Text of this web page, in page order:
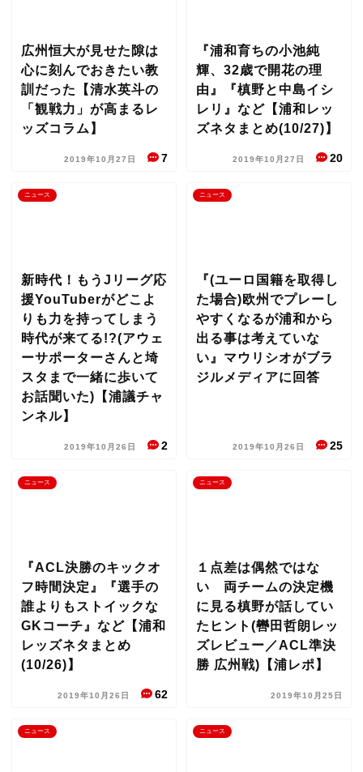
広州恒大が見せた隙は
心に刻んでおきたい教
訓だった【清水英斗の
「観戦力」が高まるレ
ッズコラム】
2019年10月27日 7
『浦和育ちの小池純
輝、32歳で開花の理
由』『槙野と中島イシ
レリ』など【浦和レッ
ズネタまとめ(10/27)】
2019年10月27日 20
ニュース
新時代！もうJリーグ応
援YouTuberがどこよ
りも力を持ってしまう
時代が来てる!?(アウェ
ーサポーターさんと埼
スタまで一緒に歩いて
お話聞いた)【浦議チャ
ンネル】
2019年10月26日 2
ニュース
『(ユーロ国籍を取得し
た場合)欧州でプレーし
やすくなるが浦和から
出る事は考えていな
い』マウリシオがブラ
ジルメディアに回答
2019年10月26日 25
ニュース
『ACL決勝のキックオ
フ時間決定』『選手の
誰よりもストイックな
GKコーチ』など【浦和
レッズネタまとめ
(10/26)】
2019年10月26日 62
ニュース
１点差は偶然ではな
い 両チームの決定機
に見る槙野が話してい
たヒント(轡田哲朗レッ
ズレビュー／ACL準決
勝 広州戦)【浦レポ】
2019年10月25日
ニュース ニュース